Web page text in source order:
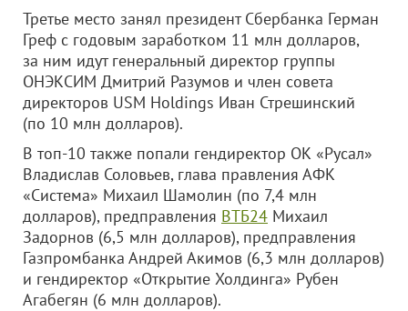
Третье место занял президент Сбербанка Герман
Греф с годовым заработком 11 млн долларов,
за ним идут генеральный директор группы
ОНЭКСИМ Дмитрий Разумов и член совета
директоров USM Holdings Иван Стрешинский
(по 10 млн долларов).
В топ-10 также попали гендиректор ОК «Русал»
Владислав Соловьев, глава правления АФК
«Система» Михаил Шамолин (по 7,4 млн
долларов), предправления ВТБ24 Михаил
Задорнов (6,5 млн долларов), предправления
Газпромбанка Андрей Акимов (6,3 млн долларов)
и гендиректор «Открытие Холдинга» Рубен
Агабегян (6 млн долларов).